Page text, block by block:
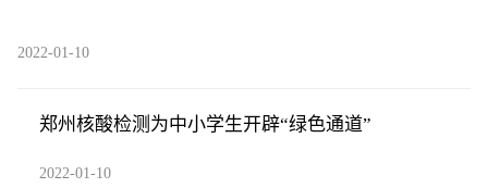
2022-01-10
郑州核酸检测为中小学生开辟“绿色通道”
2022-01-10